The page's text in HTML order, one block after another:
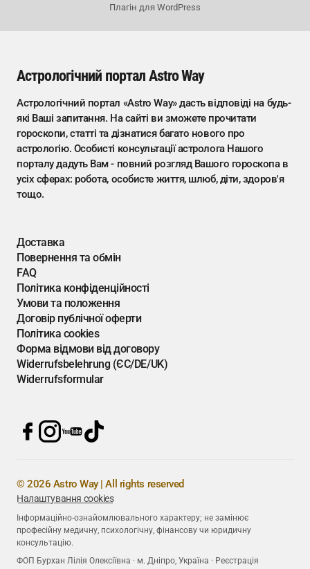
Плагін для WordPress
Астрологічний портал Astro Way
Астрологічний портал «Astro Way» дасть відповіді на будь-
які Ваші запитання. На сайті ви зможете прочитати
гороскопи, статті та дізнатися багато нового про
астрологію. Особисті консультації астролога Нашого
порталу дадуть Вам - повний розгляд Вашого гороскопа в
усіх сферах: робота, особисте життя, шлюб, діти, здоров'я
тощо.
Доставка
Повернення та обмін
FAQ
Політика конфіденційності
Умови та положення
Договір публічної оферти
Політика cookies
Форма відмови від договору
Widerrufsbelehrung (ЄС/DE/UK)
Widerrufsformular
© 2026 Astro Way | All rights reserved
Налаштування cookies
Інформаційно-ознайомлювального характеру; не замінює
професійну медичну, психологічну, фінансову чи юридичну
консультацію.
ФОП Бурхан Лілія Олексіївна · м. Дніпро, Україна · Реєстрація